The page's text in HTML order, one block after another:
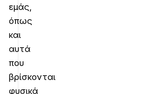
εμάς,
όπως
και
αυτά
που
βρίσκονται
φυσικά